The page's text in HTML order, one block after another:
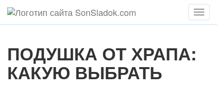
Меню
ПОДУШКА ОТ ХРАПА:
КАКУЮ ВЫБРАТЬ